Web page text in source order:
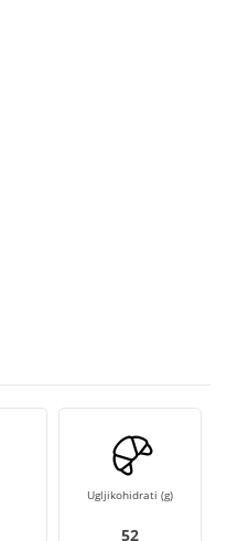
Ugljikohidrati (g)
52